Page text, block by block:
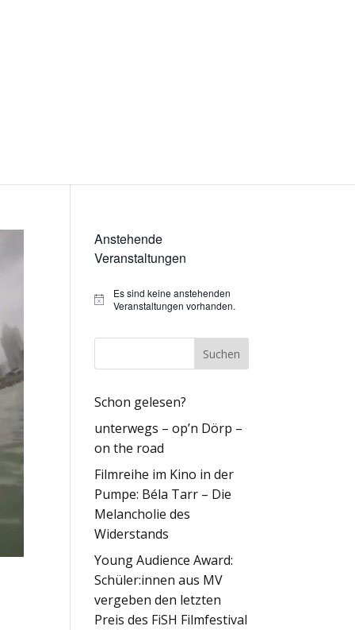
Anstehende
Veranstaltungen
Hinweis
Es sind keine anstehenden
Veranstaltungen vorhanden.
Schon gelesen?
unterwegs – op’n Dörp –
on the road
Filmreihe im Kino in der
Pumpe: Béla Tarr – Die
Melancholie des
Widerstands
Young Audience Award:
Schüler:innen aus MV
vergeben den letzten
Preis des FiSH Filmfestival